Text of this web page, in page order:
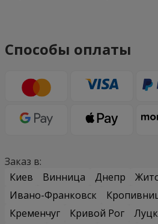
Способы оплаты
Заказ в:
Киев
Винница Днепр
Ивано-Франковск
Кременчуг
Кривой Рог Луцк